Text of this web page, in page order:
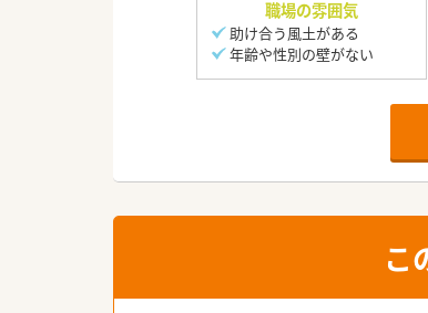
職場の雰囲気
助け合う風土がある
年齢や性別の壁がない
こ